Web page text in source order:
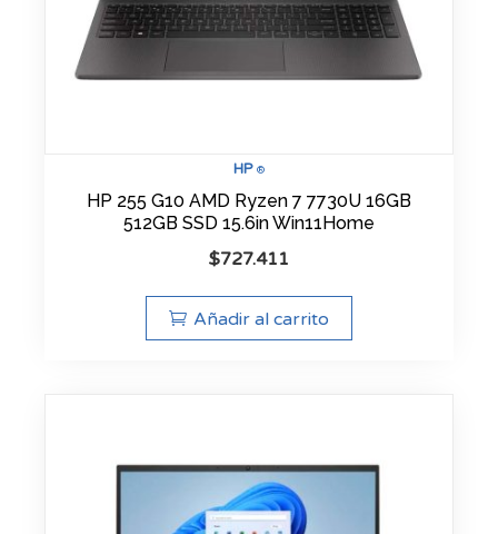
HP ®
HP 255 G10 AMD Ryzen 7 7730U 16GB
512GB SSD 15.6in Win11Home
$727.411
Añadir al carrito